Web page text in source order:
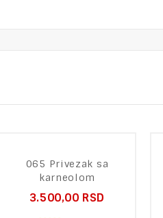
065 Privezak sa
karneolom
3.500,00 RSD